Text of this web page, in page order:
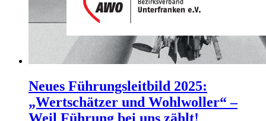
Neues Führungsleitbild 2025:
„Wertschätzer und Wohlwoller“ –